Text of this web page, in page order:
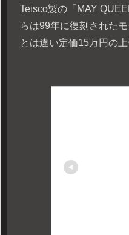
Teisco製の「MAY
らは99年に復刻された
とは違い定価15万円の上